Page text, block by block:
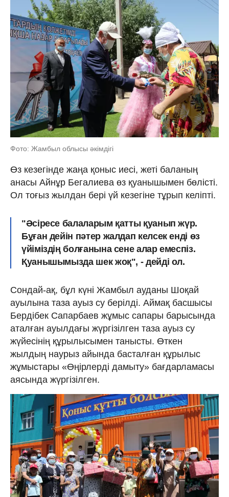
Фото: Жамбыл облысы әкімдігі
Өз кезегінде жаңа қоныс иесі, жеті баланың
анасы Айнұр Бегалиева өз қуанышымен бөлісті.
Ол тоғыз жылдан бері үй кезегіне тұрып келіпті.
"Əсіресе балаларым қатты қуанып жүр.
Бұған дейін пəтер жалдап келсек енді өз
үйіміздің болғанына сене алар емеспіз.
Қуанышымызда шек жоқ", - дейді ол.
Сондай-ақ, бұл күні Жамбыл ауданы Шоқай
ауылына таза ауыз су берілді. Аймақ басшысы
Бердібек Сапарбаев жұмыс сапары барысында
аталған ауылдағы жүргізілген таза ауыз су
жүйесінің құрылысымен танысты. Өткен
жылдың наурыз айында басталған құрылыс
жұмыстары «Өңірлерді дамыту» бағдарламасы
аясында жүргізілген.